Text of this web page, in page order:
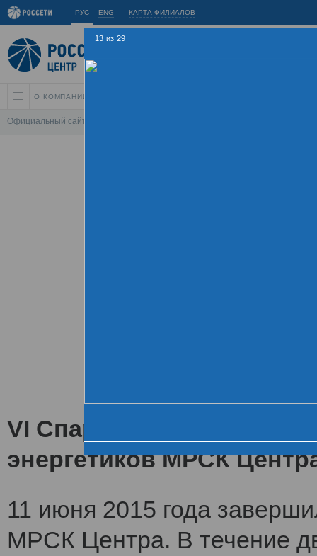
РУС ENG КАРТА ФИЛИАЛОВ
О КОМПАНИИ
Официальный сайт
VI Спартакиада
энергетиков МРСК
11 июня 2015 года
МРСК Центра. В течение
13 из 29